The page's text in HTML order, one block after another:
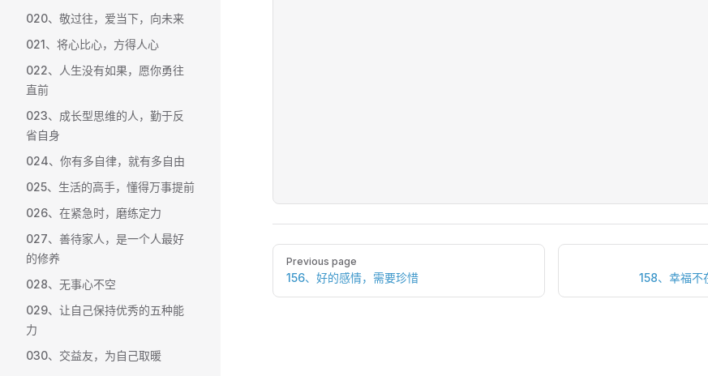
020、敬过往，爱当下，向未来
021、将心比心，方得人心
022、人生没有如果，愿你勇往
直前
023、成长型思维的人，勤于反
省自身
024、你有多自律，就有多自由
025、生活的高手，懂得万事提前
026、在紧急时，磨练定力
027、善待家人，是一个人最好
的修养
028、无事心不空
029、让自己保持优秀的五种能
力
030、交益友，为自己取暖
Pager
Previous page
156、好的感情，需要珍惜 158、幸福不